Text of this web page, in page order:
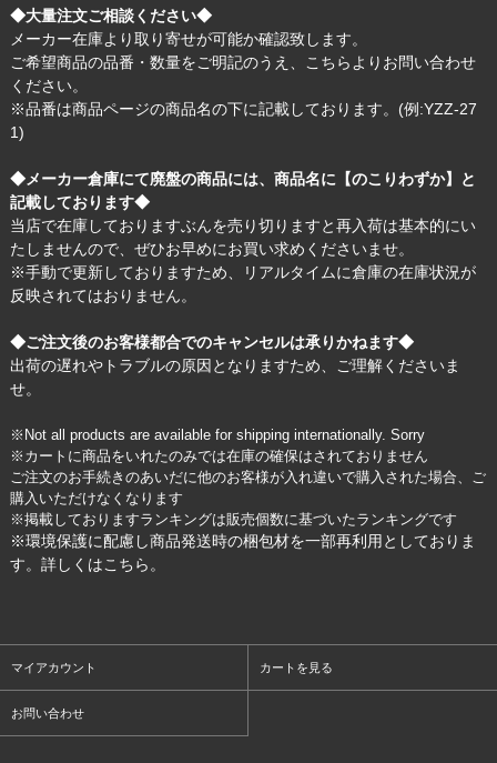
◆大量注文ご相談ください◆
メーカー在庫より取り寄せが可能か確認致します。
ご希望商品の品番・数量をご明記のうえ、
こちら よりお問い合わせ
ください。
※品番は商品ページの商品名の下に記載しております。(例:YZZ-27
1)
◆メーカー倉庫にて廃盤の商品には、商品名に【のこりわずか】と
記載しております◆
当店で在庫しておりますぶんを売り切りますと再入荷は基本的にい
たしませんので、ぜひお早めにお買い求めくださいませ。
※手動で更新しておりますため、リアルタイムに倉庫の在庫状況が
反映されてはおりません。
◆ご注文後のお客様都合でのキャンセルは承りかねます◆
出荷の遅れやトラブルの原因となりますため、ご理解くださいま
せ。
※Not all products are available for shipping internationally. Sorry
※カートに商品をいれたのみでは在庫の確保はされておりません
ご注文のお手続きのあいだに他のお客様が入れ違いで購入された場合、ご
購入いただけなくなります
※掲載しておりますランキングは販売個数に基づいたランキングです
※環境保護に配慮し商品発送時の梱包材を一部再利用としておりま
す。詳しくはこちら 。
マイアカウント カートを見る
お問い合わせ